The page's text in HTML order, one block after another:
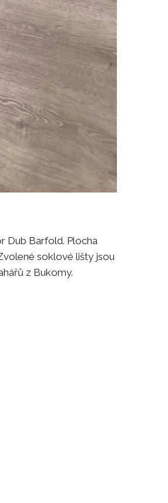
Dub Barfold. Plocha
soklové lišty jsou
z Bukomy.